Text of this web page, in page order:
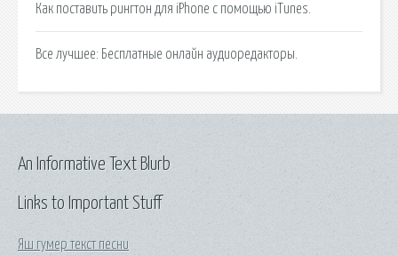
Как поставить рингтон для iPhone с помощью iTunes.
Все лучшее: Бесплатные онлайн аудиоредакторы.
Links to Important Stuff
Яш гумер текст песни
An Informative Text Blurb